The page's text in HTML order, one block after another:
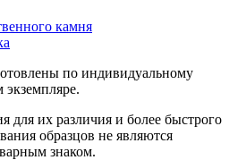
камня
по индивидуальному
экземпляре.
для их различия и более быстрого
образцов не являются
знаком.